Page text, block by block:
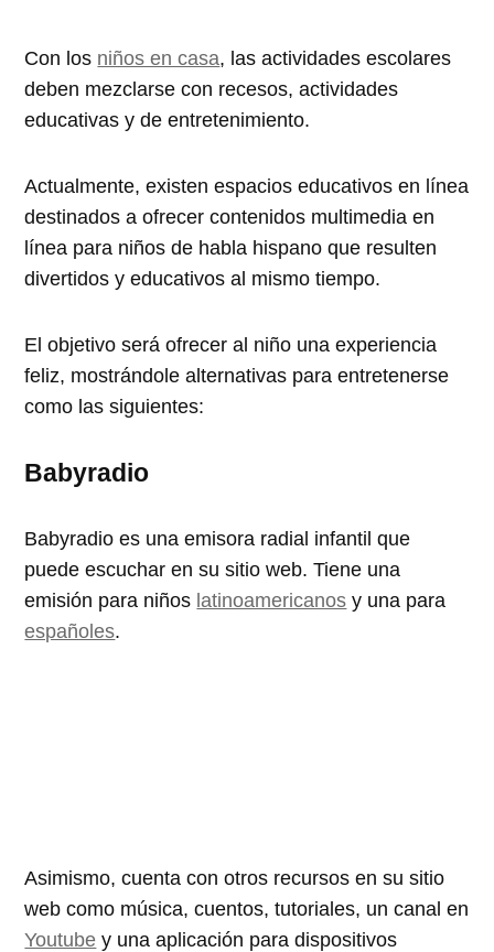
Con los niños en casa, las actividades escolares
deben mezclarse con recesos, actividades
educativas y de entretenimiento.
Actualmente, existen espacios educativos en línea
destinados a ofrecer contenidos multimedia en
línea para niños de habla hispano que resulten
divertidos y educativos al mismo tiempo.
El objetivo será ofrecer al niño una experiencia
feliz, mostrándole alternativas para entretenerse
como las siguientes:
Babyradio
Babyradio es una emisora radial infantil que
puede escuchar en su sitio web. Tiene una
emisión para niños latinoamericanos y una para
españoles.
Asimismo, cuenta con otros recursos en su sitio
web como música, cuentos, tutoriales, un canal en
Youtube y una aplicación para dispositivos